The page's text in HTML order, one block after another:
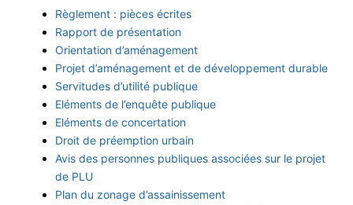
Règlement : pièces écrites
Rapport de présentation
Orientation d’aménagement
Projet d’aménagement et de développement durable
Servitudes d’utilité publique
Eléments de l’enquête publique
Eléments de concertation
Droit de préemption urbain
Avis des personnes publiques associées sur le projet
de PLU
Plan du zonage d’assainissement